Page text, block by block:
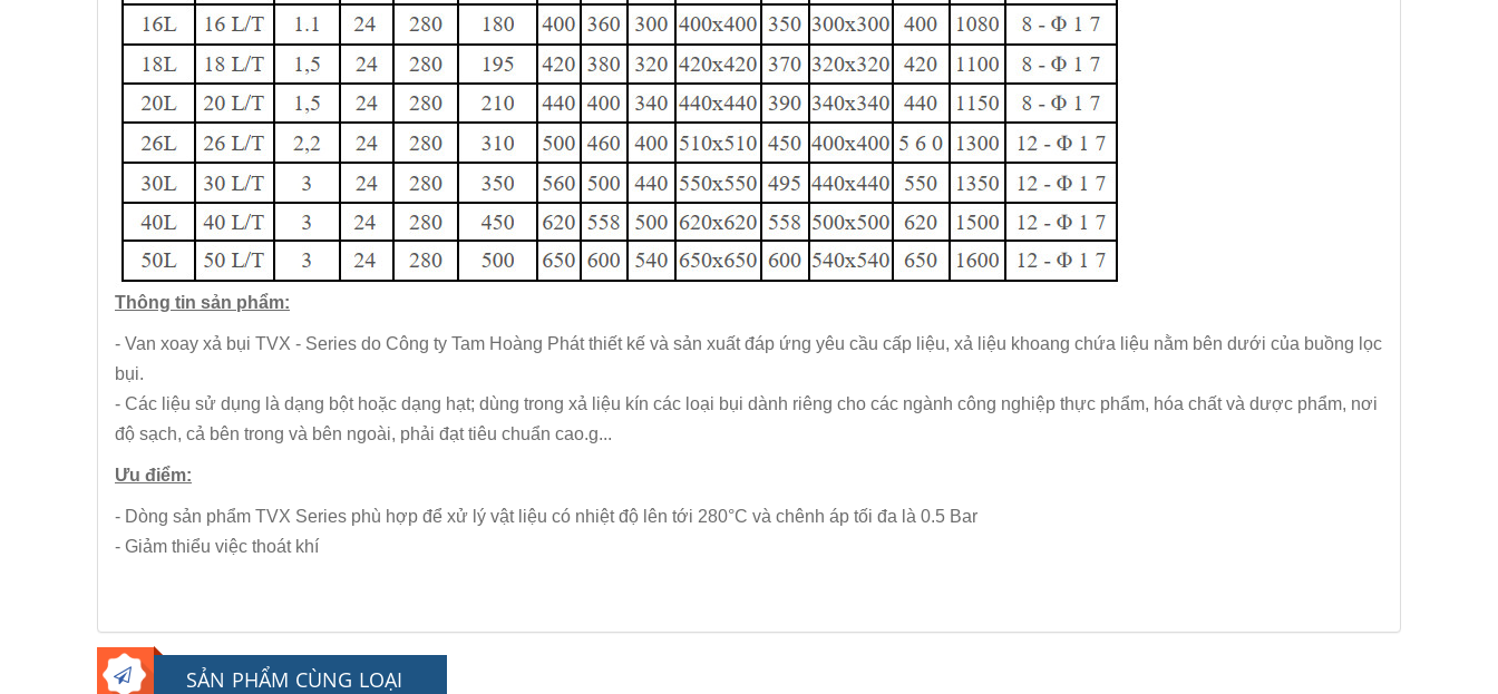
Thông tin sản phẩm:
- Van xoay xả bụi TVX - Series do Công ty Tam Hoàng Phát thiết kế và sản xuất đáp ứng yêu cầu cấp liệu, xả liệu khoang chứa liệu nằm bên dưới của buồng lọc
bụi.
- Các liệu sử dụng là dạng bột hoặc dạng hạt; dùng trong xả liệu kín các loại bụi dành riêng cho các ngành công nghiệp thực phẩm, hóa chất và dược phẩm, nơi
độ sạch, cả bên trong và bên ngoài, phải đạt tiêu chuẩn cao.g...
Ưu điểm:
- Dòng sản phẩm TVX Series phù hợp để xử lý vật liệu có nhiệt độ lên tới 280°C và chênh áp tối đa là 0.5 Bar
- Giảm thiểu việc thoát khí
SẢN PHẨM CÙNG LOẠI